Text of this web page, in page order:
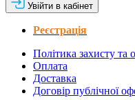
Увійти в кабінет
Реєстрація
Політика захисту та
Оплата
Доставка
Договір публічної